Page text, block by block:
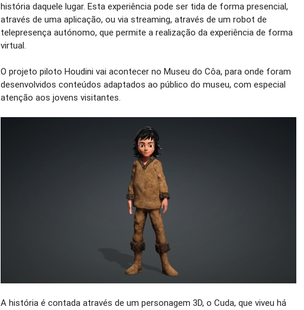
história daquele lugar. Esta experiência pode ser tida de forma presencial,
através de uma aplicação, ou via streaming, através de um robot de
telepresença autónomo, que permite a realização da experiência de forma
virtual.
O projeto piloto Houdini vai acontecer no Museu do Côa, para onde foram
desenvolvidos conteúdos adaptados ao público do museu, com especial
atenção aos jovens visitantes.
A história é contada através de um personagem 3D, o Cuda, que viveu há